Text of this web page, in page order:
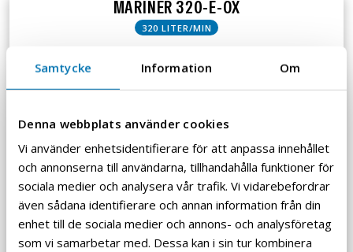
Samtycke Information Om
Denna webbplats använder cookies
Vi använder enhetsidentifierare för att anpassa innehållet
och annonserna till användarna, tillhandahålla funktioner för
sociala medier och analysera vår trafik. Vi vidarebefordrar
även sådana identifierare och annan information från din
enhet till de sociala medier och annons- och analysföretag
som vi samarbetar med. Dessa kan i sin tur kombinera
MARINER 320-E-OX
320 LITER/MIN